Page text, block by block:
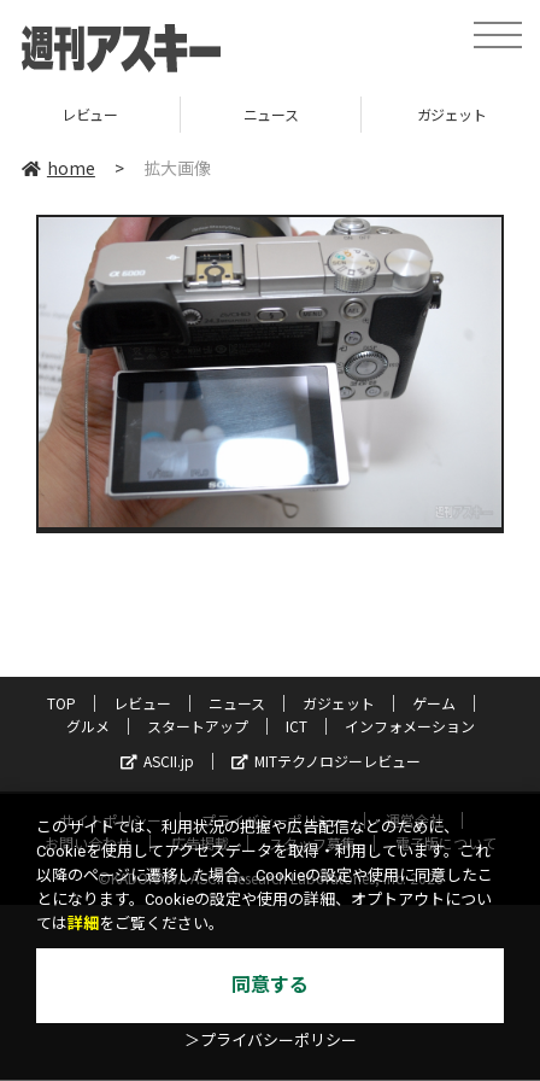
toggle
レビュー ニュース ガジェット
home > 拡大画像
TOP レビュー ニュース ガジェット
ゲーム
グルメ
スタートアップ ICT
インフォメーション
ASCII.jp
MITテクノロジーレビュー
サイトポリシー プライバシーポリシー
運営会社
お問い合わせ
広告掲載 スタッフ募集
電子版について
©KADOKAWA ASCII Research Laboratories, Inc. 2026
このサイトでは、利用状況の把握や広告配信などのために、
Cookieを使用してアクセスデータを取得・利用しています。これ
以降のページに遷移した場合、Cookieの設定や使用に同意したこ
とになります。Cookieの設定や使用の詳細、オプトアウトについ
ては詳細 をご覧ください。
同意する
＞プライバシーポリシー